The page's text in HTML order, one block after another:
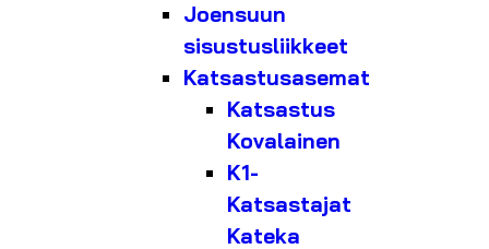
Joensuun
sisustusliikkeet
Katsastusasemat
Katsastus
Kovalainen
K1-
Katsastajat
Kateka